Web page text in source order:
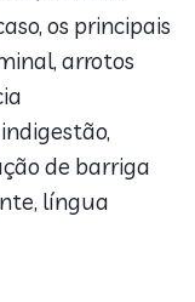
os principais
arrotos
de barriga
língua